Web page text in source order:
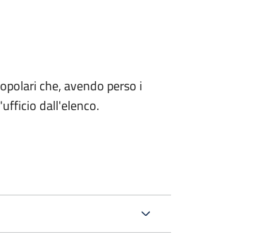
che, avendo perso i
dall'elenco.